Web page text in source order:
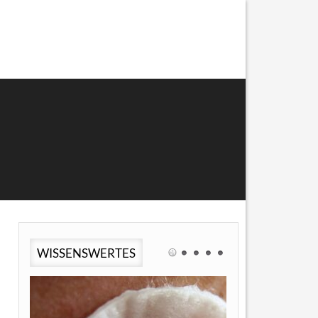
WISSENSWERTES